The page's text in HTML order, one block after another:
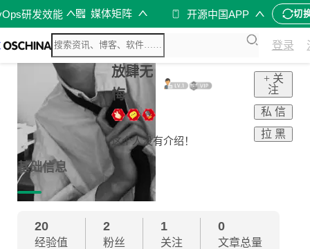
研发效能 媒体矩阵 开源中国APP 切
登录
放肆无
悔
这个人没有介绍！
+ 关
注
私 信
拉 黑
基础信息
20
经验值
2
粉丝
1
关注
0
文章总量